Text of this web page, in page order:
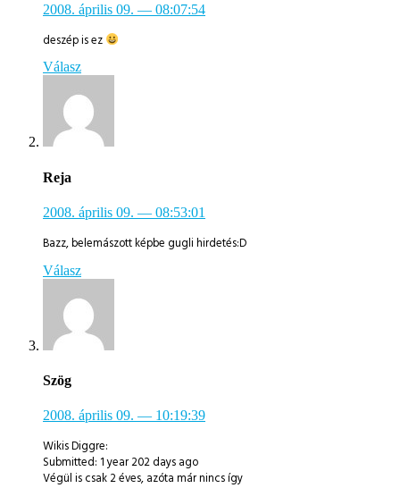
2008. április 09. — 08:07:54
deszép is ez
Válasz
Reja
2008. április 09. — 08:53:01
Bazz, belemászott képbe gugli hirdetés:D
Válasz
Szög
2008. április 09. — 10:19:39
Wikis Diggre:
Submitted: 1 year 202 days ago
Végül is csak 2 éves, azóta már nincs így